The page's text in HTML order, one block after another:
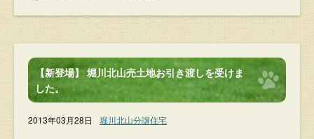
【新登場】 堀川北山売土地お引き渡しを受けま
した。
2013年03月28日 堀川北山分譲住宅